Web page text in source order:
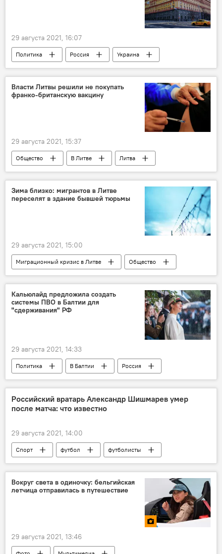
29 августа 2021, 16:07
Политика Россия
Украина
СССР
Власти Литвы решили не покупать
франко-британскую вакцину
29 августа 2021, 15:37
Общество В Литве
Литва
коронавирус
Пандемия коронавируса в Литве и других странах
Зима близко: мигрантов в Литве
переселят в здание бывшей тюрьмы
29 августа 2021, 15:00
Миграционный кризис в Литве
Общество
В Литве
Литва
мигранты
Белоруссия
Кальюлайд предложила создать
системы ПВО в Балтии для
"сдерживания" РФ
29 августа 2021, 14:33
Политика В Балтии
Россия
Эстония
Керсти Кальюлайд
Балтия
система ПВО
российская "угроза"
Российский вратарь Александр Шишмарев умер
после матча: что известно
29 августа 2021, 14:00
Спорт футбол
футболисты
футбольный клуб
Справки
Вокруг света в одиночку: бельгийская
летчица отправилась в путешествие
29 августа 2021, 13:46